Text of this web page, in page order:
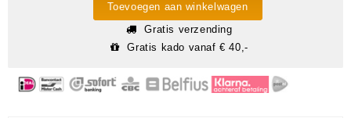
Toevoegen aan winkelwagen
Gratis verzending
Gratis kado vanaf € 40,-